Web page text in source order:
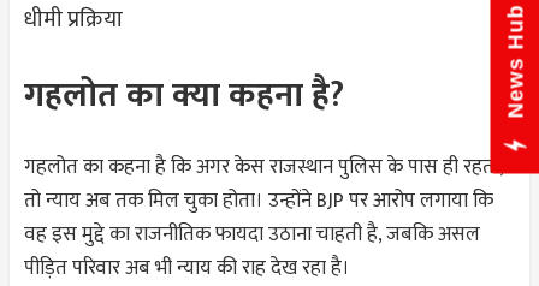
धीमी प्रक्रिया
गहलोत का क्या कहना है?
गहलोत का कहना है कि अगर केस राजस्थान पुलिस के पास ही रहता,
तो न्याय अब तक मिल चुका होता। उन्होंने BJP पर आरोप लगाया कि
वह इस मुद्दे का राजनीतिक फायदा उठाना चाहती है, जबकि असल
पीड़ित परिवार अब भी न्याय की राह देख रहा है।
News Hub